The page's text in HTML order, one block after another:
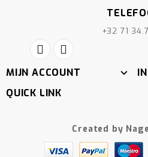
+32 71
MIJN ACCOUNT
QUICK LINK
Created by